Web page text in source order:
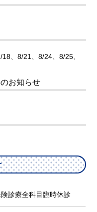
、8/21、8/24、8/25、
お知らせ
診療全科目臨時休診